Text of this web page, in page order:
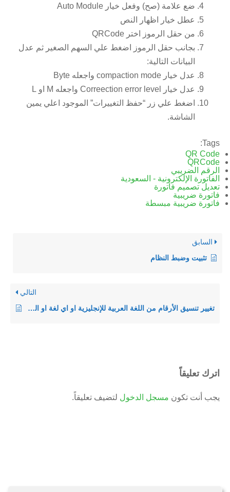
ضع علامة (صح) وفعل خيار Auto Module
عطل خيار اظهار النص
من حقل الرموز اختر QRCode
بجانب حقل الرموز اضغط علي السهم الصغير ثم عدل
البيانات التالية:
عدل خيار compaction mode واجعله Byte
عدل خيار Correection error level واجعله M او L
اضغط علي زر “حفظ التغييرات” الموجود اعلي يمين
الشاشة.
Tags:
QR Code
QRCode
الرقم الضريبي
الفاتورة الإلكترونية - السعودية
تعديل تصميم فاتورة
فاتورة ضريبية
فاتورة ضريبية مبسطة
السابق
تثبيت وضبط النظام
التالي
تغيير تنسيق الأرقام من اللغة العربية للإنجليزية او اي لغة او العكس
اترك تعليقاً
يجب أنت تكون مسجل الدخول لتضيف تعليقاً.